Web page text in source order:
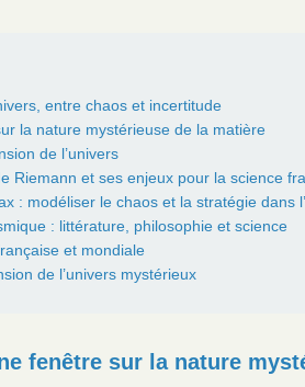
entre chaos et incertitude
la nature mystérieuse de la matière
de l’univers
Riemann et ses enjeux pour la science
: modéliser le chaos et la stratégie dans
: littérature, philosophie et science
et mondiale
de l’univers mystérieux
fenêtre sur la nature